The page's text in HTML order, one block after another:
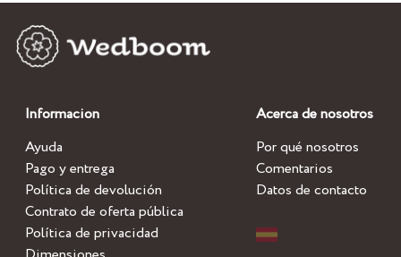
Informacion
Ayuda
Pago y entrega
Política de devolución
Contrato de oferta pública
Política de privacidad
Acerca de nosotros
Por qué nosotros
Comentarios
Datos de contacto